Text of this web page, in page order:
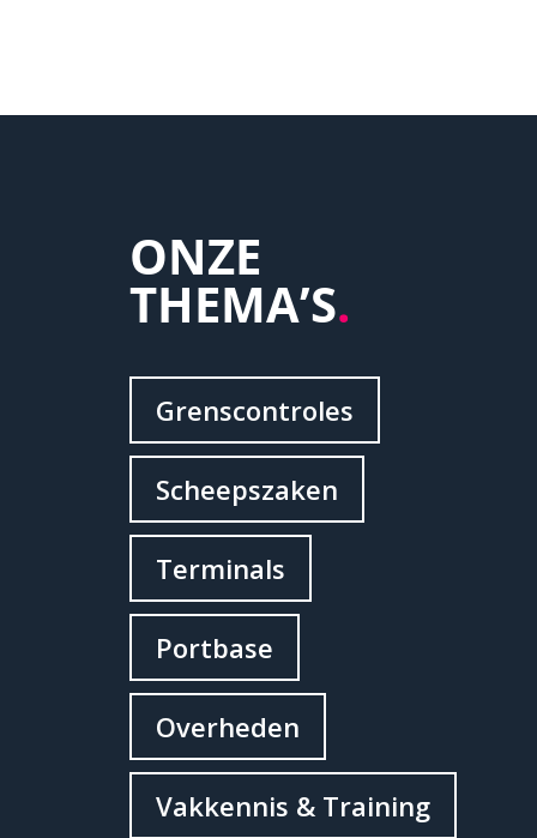
ONZE
THEMA’S.
Grenscontroles
Scheepszaken
Terminals
Portbase
Overheden
Vakkennis & Training